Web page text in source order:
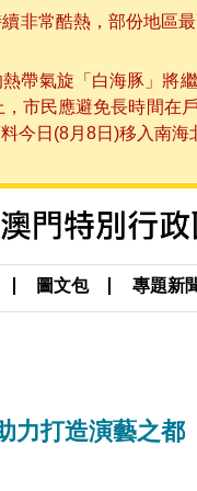
非常酷熱，部份地區
帶氣旋「白海豚」將
市民應避免長時間在
今日(8月8日)移入南
圖文包 專題新
力打造演藝之都